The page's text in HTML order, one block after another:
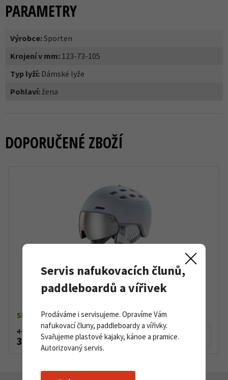
PARAMETRY
Výrobce:Sporten
Krojení v mm: 123-73-105
Typ lyží: Dámské lyže
Pohlaví:žena
DOPORUČENÉ ZBOŽÍ
Head Rachel grey
Skladem dle varianty
4 372 Kč
3 590 Kč Detail produktu
Servis nafukovacích člunů,
paddleboardů a vířivek
Prodáváme i servisujeme. Opravíme Vám
nafukovací čluny, paddleboardy a vířivky.
Svařujeme plastové kajaky, kánoe a pramice.
Autorizovaný servis.